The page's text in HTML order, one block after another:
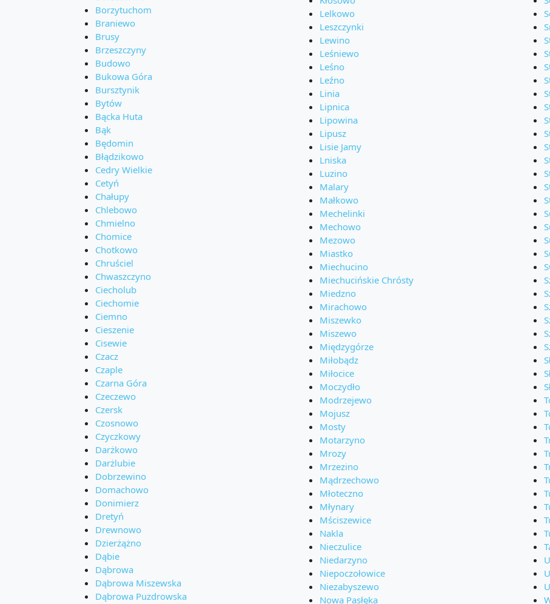
Borzytuchom
Braniewo
Brusy
Brzeszczyny
Budowo
Bukowa Góra
Bursztynik
Bytów
Bącka Huta
Bąk
Będomin
Błądzikowo
Cedry Wielkie
Cetyń
Chałupy
Chlebowo
Chmielno
Chomice
Chotkowo
Chruściel
Chwaszczyno
Ciecholub
Ciechomie
Ciemno
Cieszenie
Cisewie
Czacz
Czaple
Czarna Góra
Czeczewo
Czersk
Czosnowo
Czyczkowy
Darżkowo
Darżlubie
Dobrzewino
Domachowo
Donimierz
Dretyń
Drewnowo
Dzierżążno
Dąbie
Dąbrowa
Dąbrowa Miszewska
Dąbrowa Puzdrowska
Lelkowo
Leszczynki
Lewino
Leśniewo
Leśno
Leźno
Linia
Lipnica
Lipowina
Lipusz
Lisie Jamy
Lniska
Luzino
Malary
Małkowo
Mechelinki
Mechowo
Mezowo
Miastko
Miechucino
Miechucińskie Chrósty
Miedzno
Mirachowo
Miszewko
Miszewo
Międzygórze
Miłobądz
Miłocice
Moczydło
Modrzejewo
Mojusz
Mosty
Motarzyno
Mrozy
Mrzezino
Mądrzechowo
Młoteczno
Młynary
Mściszewice
Nakla
Nieczulice
Niedarzyno
Niepoczołowice
Niezabyszewo
Nowa Pasłęka